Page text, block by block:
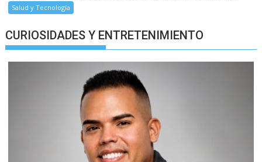
Salud y Tecnología
CURIOSIDADES Y ENTRETENIMIENTO